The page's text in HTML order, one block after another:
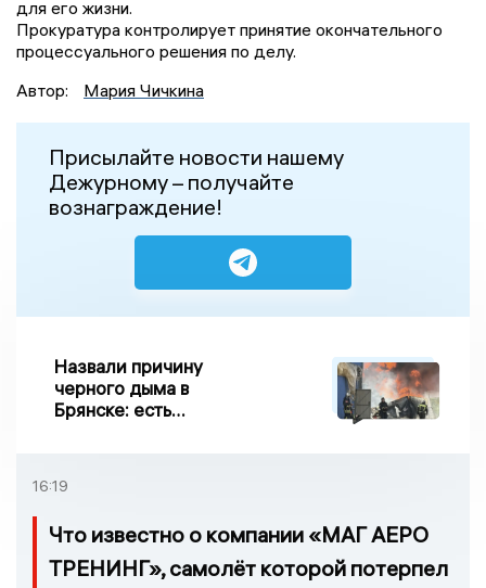
для его жизни.
Прокуратура контролирует принятие окончательного
процессуального решения по делу.
Автор:
Мария Чичкина
Присылайте новости нашему
Дежурному – получайте
вознаграждение!
Назвали причину
черного дыма в
Брянске: есть
16:19
Что известно о компании «МАГ АЕРО
ТРЕНИНГ», самолёт которой потерпел